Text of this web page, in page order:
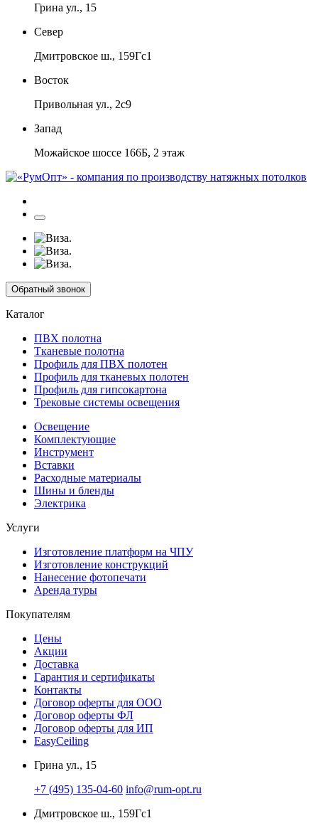
Грина ул., 15
Север
Дмитровское ш., 159Гс1
Восток
Привольная ул., 2с9
Запад
Можайское шоссе 166Б, 2 этаж
Обратный звонок
Каталог
ПВХ полотна
Тканевые полотна
Профиль для ПВХ полотен
Профиль для тканевых полотен
Профиль для гипсокартона
Трековые системы освещения
Освещение
Комплектующие
Инструмент
Вставки
Расходные материалы
Шины и бленды
Электрика
Услуги
Изготовление платформ на ЧПУ
Изготовление конструкций
Нанесение фотопечати
Аренда туры
Покупателям
Цены
Акции
Доставка
Гарантия и сертификаты
Контакты
Договор оферты для ООО
Договор оферты ФЛ
Договор оферты для ИП
EasyCeiling
Грина ул., 15
+7 (495) 135-04-60 info@rum-opt.ru
Дмитровское ш., 159Гс1